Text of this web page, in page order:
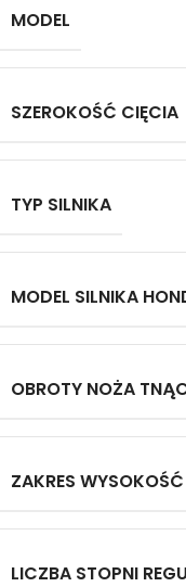
MODEL
SZEROKOŚĆ CIĘCIA
TYP SILNIKA
MODEL SILNIKA
OBROTY NOŻA
ZAKRES
LICZBA STOPNI